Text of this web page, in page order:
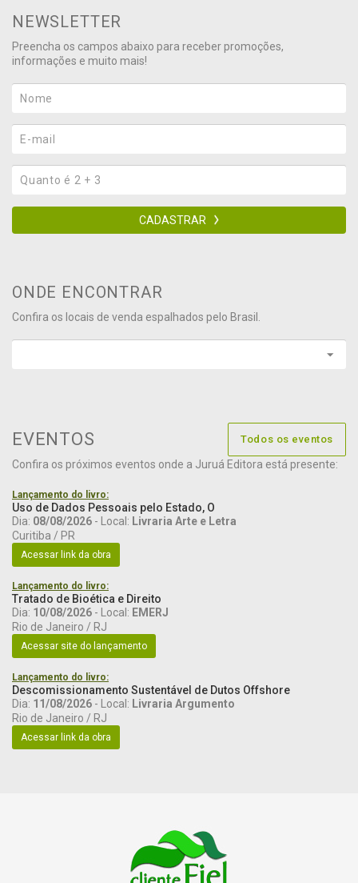
NEWSLETTER
Preencha os campos abaixo para receber promoções,
informações e muito mais!
CADASTRAR
ONDE ENCONTRAR
Confira os locais de venda espalhados pelo Brasil.
EVENTOS Todos os eventos
Confira os próximos eventos onde a Juruá Editora está presente:
Lançamento do livro:
Uso de Dados Pessoais pelo Estado, O
Dia: 08/08/2026 - Local: Livraria Arte e Letra
Curitiba / PR
Acessar link da obra
Lançamento do livro:
Tratado de Bioética e Direito
Dia: 10/08/2026 - Local: EMERJ
Rio de Janeiro / RJ
Acessar site do lançamento
Lançamento do livro:
Descomissionamento Sustentável de Dutos Offshore
Dia: 11/08/2026 - Local: Livraria Argumento
Rio de Janeiro / RJ
Acessar link da obra